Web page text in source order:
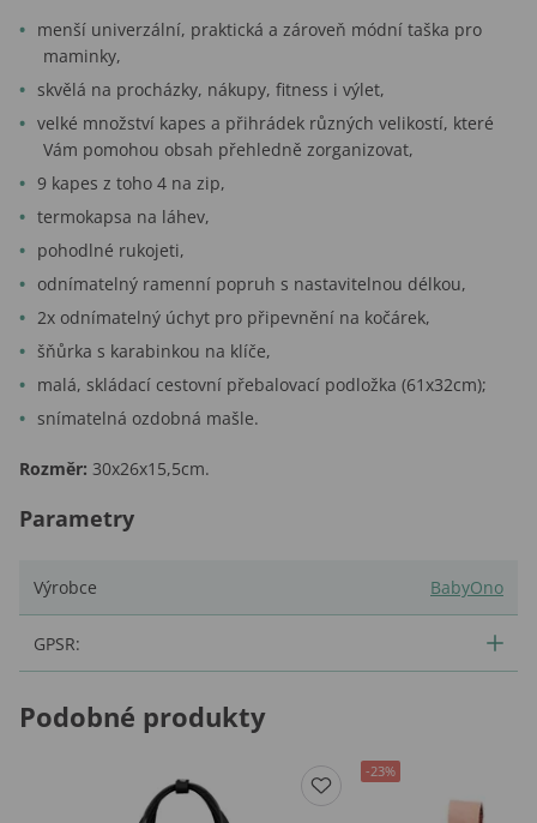
menší univerzální, praktická a zároveň módní taška pro
maminky,
skvělá na procházky, nákupy, fitness i výlet,
velké množství kapes a přihrádek různých velikostí, které
Vám pomohou obsah přehledně zorganizovat,
9 kapes z toho 4 na zip,
termokapsa na láhev,
pohodlné rukojeti,
odnímatelný ramenní popruh s nastavitelnou délkou,
2x odnímatelný úchyt pro připevnění na kočárek,
šňůrka s karabinkou na klíče,
malá, skládací cestovní přebalovací podložka (61x32cm);
snímatelná ozdobná mašle.
Rozměr: 30x26x15,5cm.
Parametry
Výrobce BabyOno
GPSR:
Podobné produkty
-23%